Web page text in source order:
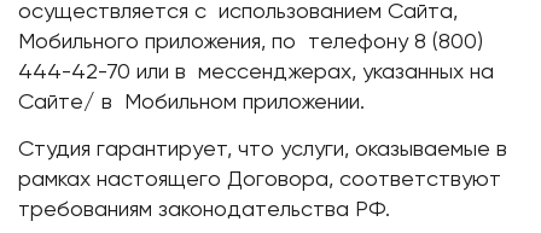
осуществляется с использованием Сайта,
Мобильного приложения, по телефону 8 (800)
444-42-70 или в мессенджерах, указанных на
Сайте/ в Мобильном приложении.
Студия гарантирует, что услуги, оказываемые в
рамках настоящего Договора, соответствуют
требованиям законодательства РФ.